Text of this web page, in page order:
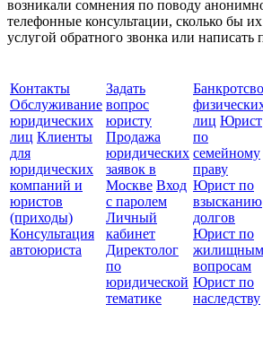
возникали сомнения по поводу
телефонные консультации, сколько бы
услугой обратного звонка или
Контакты
Обслуживание
юридических
лиц Клиенты
для
юридических
компаний и
юристов
(приходы)
Консультация
автоюриста
Задать
вопрос
юристу
Продажа
юридических
заявок в
Москве Вход
с паролем
Личный
кабинет
Директолог
по
юридической
тематике
Банкротсво
лиц Юрист
по
семейному
праву
Юрист по
взысканию
долгов
Юрист по
жилищным
вопросам
Юрист по
наследству